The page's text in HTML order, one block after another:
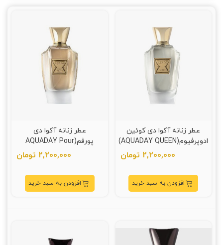
عطر زنانه آکوا دی کوئین
ادوپرفیوم(AQUADAY QUEEN)
2,200,000 تومان
افزودن به سبد خرید
عطر زنانه آکوا دی
پورفم(AQUADAY Pour
Femme)
2,200,000 تومان
افزودن به سبد خرید